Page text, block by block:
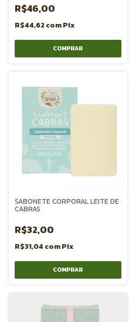
R$46,00
R$44,62comPix
SABONETE CORPORAL LEITE DE
CABRAS
R$32,00
R$31,04 comPix